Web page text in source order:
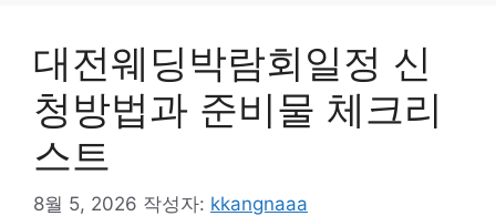
대전웨딩박람회일정 신
청방법과 준비물 체크리
스트
8월 5, 2026 작성자: kkangnaaa